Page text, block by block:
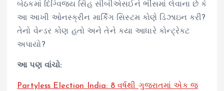
બેઠકમાં દિગ્વિજય સિંહ સીબીએસઈને ભીંસમાં લેવાના છે કે
આ આખી ઓનસ્ક્રીન માર્કિંગ સિસ્ટમ કોણે ડિઝાઇન કરી?
તેનો વેન્ડર કોણ હતો અને તેને કયા આધારે કોન્ટ્રેક્ટ
અપાયો?
આ પણ વાંચો:
Partyless Election India: 8 વર્ષથી ગુજરાતમાં એક જ